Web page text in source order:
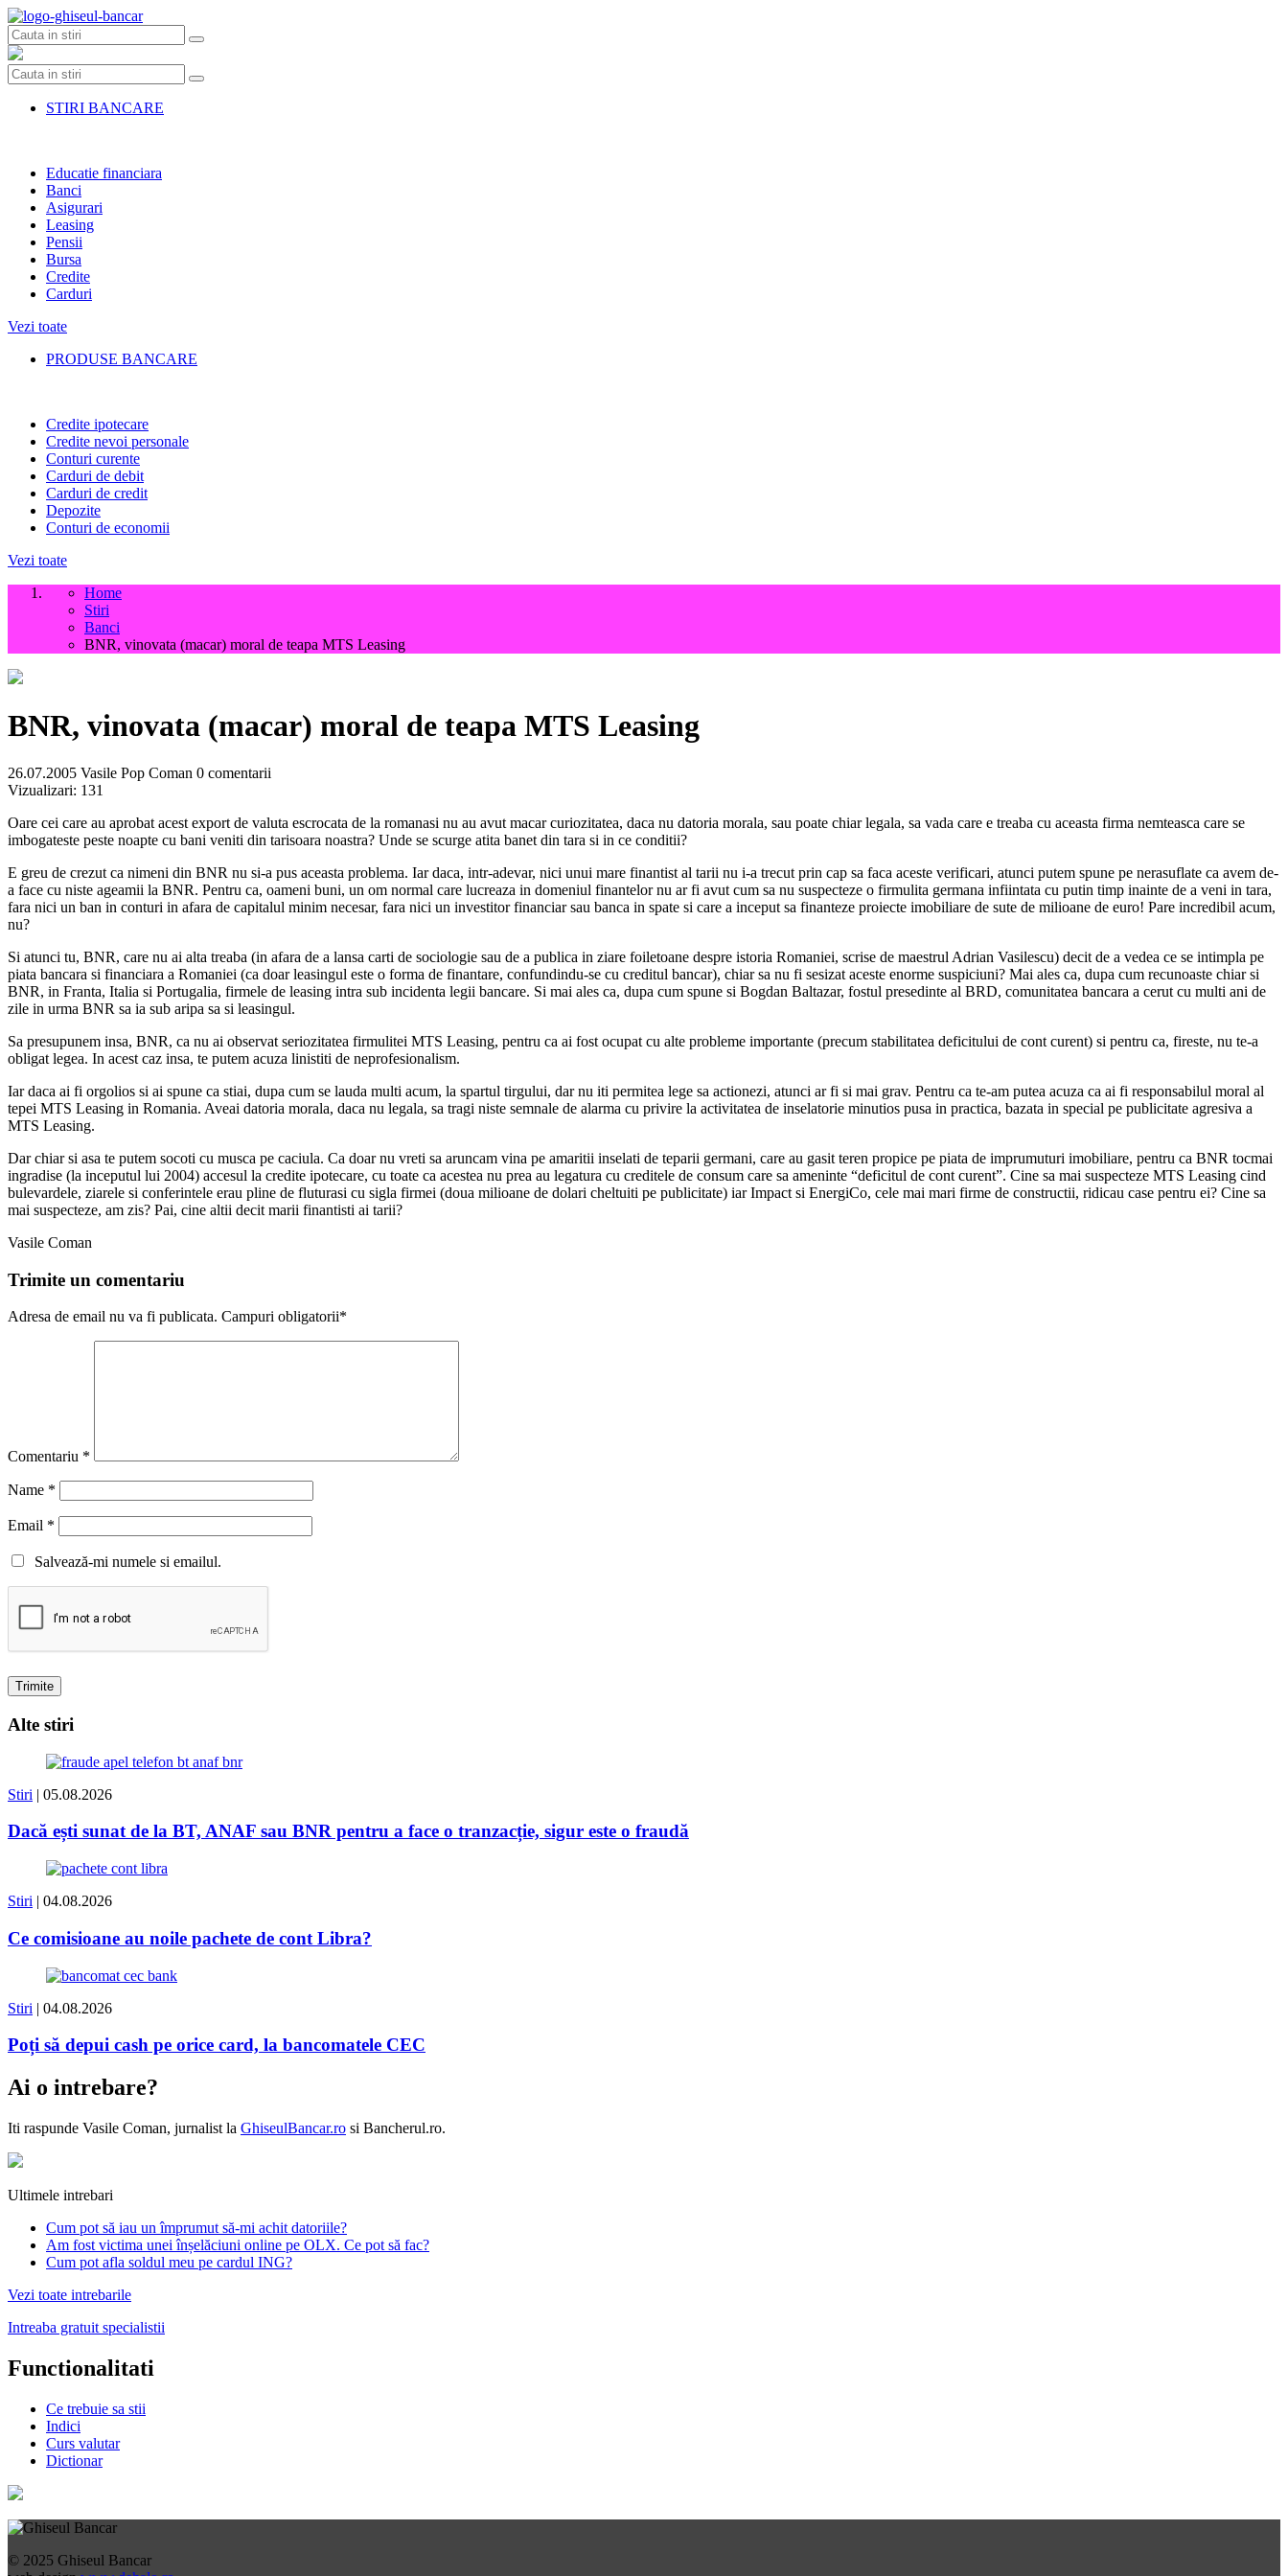
Skip
to
content
STIRI BANCARE
Educatie financiara
Banci
Asigurari
Leasing
Pensii
Bursa
Credite
Carduri
Vezi toate
PRODUSE BANCARE
Credite ipotecare
Credite nevoi personale
Conturi curente
Carduri de debit
Carduri de credit
Depozite
Conturi de economii
Vezi toate
Home
Stiri
Banci
BNR, vinovata (macar) moral de teapa MTS Leasing
BNR, vinovata (macar) moral de teapa MTS Leasing
26.07.2005 Vasile Pop Coman 0 comentarii
Vizualizari: 131
Oare cei care au aprobat acest export de valuta escrocata de la romanasi nu au avut macar curiozitatea, daca nu datoria morala, sau poate chiar legala, sa vada care e treaba cu aceasta firma nemteasca care se
imbogateste peste noapte cu bani veniti din tarisoara noastra? Unde se scurge atita banet din tara si in ce conditii?
E greu de crezut ca nimeni din BNR nu si-a pus aceasta problema. Iar daca, intr-adevar, nici unui mare finantist al tarii nu i-a trecut prin cap sa faca aceste verificari, atunci putem spune pe nerasuflate ca avem de-
a face cu niste ageamii la BNR. Pentru ca, oameni buni, un om normal care lucreaza in domeniul finantelor nu ar fi avut cum sa nu suspecteze o firmulita germana infiintata cu putin timp inainte de a veni in tara,
fara nici un ban in conturi in afara de capitalul minim necesar, fara nici un investitor financiar sau banca in spate si care a inceput sa finanteze proiecte imobiliare de sute de milioane de euro! Pare incredibil acum,
nu?
Si atunci tu, BNR, care nu ai alta treaba (in afara de a lansa carti de sociologie sau de a publica in ziare foiletoane despre istoria Romaniei, scrise de maestrul Adrian Vasilescu) decit de a vedea ce se intimpla pe
piata bancara si financiara a Romaniei (ca doar leasingul este o forma de finantare, confundindu-se cu creditul bancar), chiar sa nu fi sesizat aceste enorme suspiciuni? Mai ales ca, dupa cum recunoaste chiar si
BNR, in Franta, Italia si Portugalia, firmele de leasing intra sub incidenta legii bancare. Si mai ales ca, dupa cum spune si Bogdan Baltazar, fostul presedinte al BRD, comunitatea bancara a cerut cu multi ani de
zile in urma BNR sa ia sub aripa sa si leasingul.
Sa presupunem insa, BNR, ca nu ai observat seriozitatea firmulitei MTS Leasing, pentru ca ai fost ocupat cu alte probleme importante (precum stabilitatea deficitului de cont curent) si pentru ca, fireste, nu te-a
obligat legea. In acest caz insa, te putem acuza linistiti de neprofesionalism.
Iar daca ai fi orgolios si ai spune ca stiai, dupa cum se lauda multi acum, la spartul tirgului, dar nu iti permitea lege sa actionezi, atunci ar fi si mai grav. Pentru ca te-am putea acuza ca ai fi responsabilul moral al
tepei MTS Leasing in Romania. Aveai datoria morala, daca nu legala, sa tragi niste semnale de alarma cu privire la activitatea de inselatorie minutios pusa in practica, bazata in special pe publicitate agresiva a
MTS Leasing.
Dar chiar si asa te putem socoti cu musca pe caciula. Ca doar nu vreti sa aruncam vina pe amaritii inselati de teparii germani, care au gasit teren propice pe piata de imprumuturi imobiliare, pentru ca BNR tocmai
ingradise (la inceputul lui 2004) accesul la credite ipotecare, cu toate ca acestea nu prea au legatura cu creditele de consum care sa ameninte “deficitul de cont curent”. Cine sa mai suspecteze MTS Leasing cind
bulevardele, ziarele si conferintele erau pline de fluturasi cu sigla firmei (doua milioane de dolari cheltuiti pe publicitate) iar Impact si EnergiCo, cele mai mari firme de constructii, ridicau case pentru ei? Cine sa
mai suspecteze, am zis? Pai, cine altii decit marii finantisti ai tarii?
Vasile Coman
Trimite un comentariu
Adresa de email nu va fi publicata. Campuri obligatorii*
Comentariu *
Name *
Email *
Salvează-mi numele si emailul.
Alte stiri
Stiri | 05.08.2026
Dacă ești sunat de la BT, ANAF sau BNR pentru a face o tranzacție, sigur este o fraudă
Stiri | 04.08.2026
Ce comisioane au noile pachete de cont Libra?
Stiri | 04.08.2026
Poți să depui cash pe orice card, la bancomatele CEC
Ai o intrebare?
Iti raspunde Vasile Coman, jurnalist la GhiseulBancar.ro si Bancherul.ro.
Ultimele intrebari
Cum pot să iau un împrumut să-mi achit datoriile?
Am fost victima unei înșelăciuni online pe OLX. Ce pot să fac?
Cum pot afla soldul meu pe cardul ING?
Vezi toate intrebarile
Intreaba gratuit specialistii
Functionalitati
Ce trebuie sa stii
Indici
Curs valutar
Dictionar
© 2025 Ghiseul Bancar